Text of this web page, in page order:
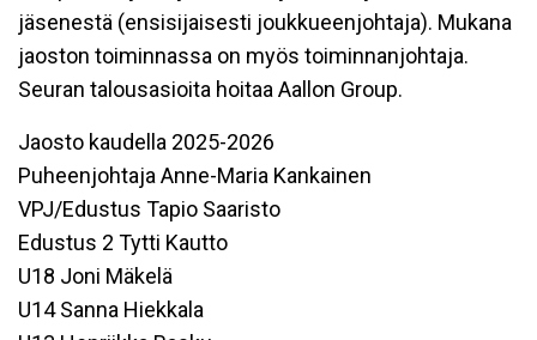
jäsenestä (ensisijaisesti joukkueenjohtaja). Mukana
jaoston toiminnassa on myös toiminnanjohtaja.
Seuran talousasioita hoitaa Aallon Group.
Jaosto kaudella 2025-2026
Puheenjohtaja Anne-Maria Kankainen
VPJ/Edustus Tapio Saaristo
Edustus 2 Tytti Kautto
U18 Joni Mäkelä
U14 Sanna Hiekkala